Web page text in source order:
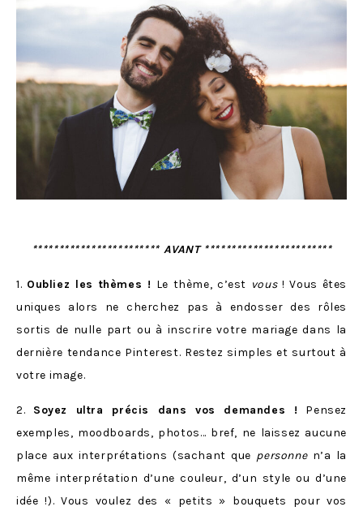
************************ AVANT ************************
1. Oubliez les thèmes ! Le thème, c’est vous ! Vous êtes
uniques alors ne cherchez pas à endosser des rôles
sortis de nulle part ou à inscrire votre mariage dans la
dernière tendance Pinterest. Restez simples et surtout à
votre image.
2. Soyez ultra précis dans vos demandes ! Pensez
exemples, moodboards, photos… bref, ne laissez aucune
place aux interprétations (sachant que personnen’a la
même interprétation d’une couleur, d’un style ou d’une
idée !). Vous voulez des « petits » bouquets pour vos